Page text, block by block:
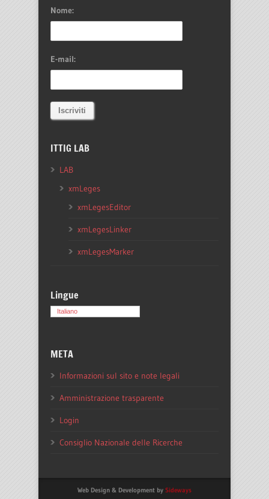
Nome:
E-mail:
ITTIG LAB
LAB
xmLeges
xmLegesEditor
xmLegesLinker
xmLegesMarker
Lingue
Italiano
META
Informazioni sul sito e note legali
Amministrazione trasparente
Login
Consiglio Nazionale delle Ricerche
Web Design & Development by Sideways